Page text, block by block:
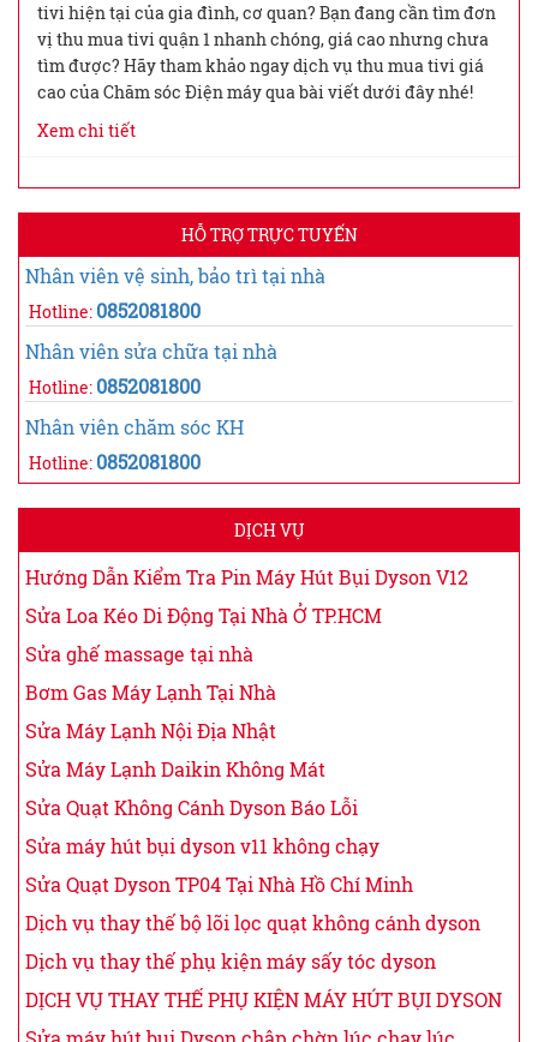
tivi hiện tại của gia đình, cơ quan? Bạn đang cần tìm đơn
vị thu mua tivi quận 1 nhanh chóng, giá cao nhưng chưa
tìm được? Hãy tham khảo ngay dịch vụ thu mua tivi giá
cao của Chăm sóc Điện máy qua bài viết dưới đây nhé!
Xem chi tiết
HỖ TRỢ TRỰC TUYẾN
Nhân viên vệ sinh, bảo trì tại nhà
Hotline: 0852081800
Nhân viên sửa chữa tại nhà
Hotline: 0852081800
Nhân viên chăm sóc KH
Hotline: 0852081800
DỊCH VỤ
Hướng Dẫn Kiểm Tra Pin Máy Hút Bụi Dyson V12
Sửa Loa Kéo Di Động Tại Nhà Ở TP.HCM
Sửa ghế massage tại nhà
Bơm Gas Máy Lạnh Tại Nhà
Sửa Máy Lạnh Nội Địa Nhật
Sửa Máy Lạnh Daikin Không Mát
Sửa Quạt Không Cánh Dyson Báo Lỗi
Sửa máy hút bụi dyson v11 không chạy
Sửa Quạt Dyson TP04 Tại Nhà Hồ Chí Minh
Dịch vụ thay thế bộ lõi lọc quạt không cánh dyson
Dịch vụ thay thế phụ kiện máy sấy tóc dyson
DỊCH VỤ THAY THẾ PHỤ KIỆN MÁY HÚT BỤI DYSON